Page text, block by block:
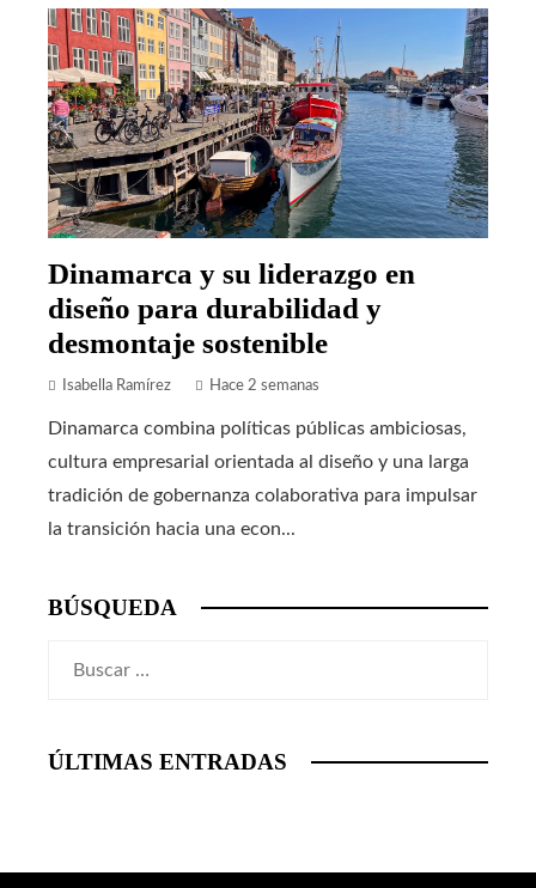
Dinamarca y su liderazgo en
diseño para durabilidad y
desmontaje sostenible
Isabella Ramírez Hace 2 semanas
Dinamarca combina políticas públicas ambiciosas,
cultura empresarial orientada al diseño y una larga
tradición de gobernanza colaborativa para impulsar
la transición hacia una econ...
BÚSQUEDA
ÚLTIMAS ENTRADAS